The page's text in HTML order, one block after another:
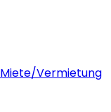
Miete/Vermietung